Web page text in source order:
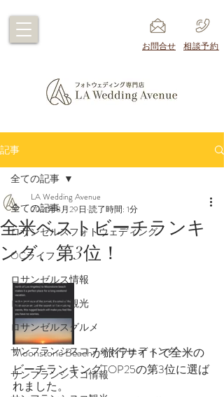
​お問合せ ​相談予約
記事
全ての記事
ロサンゼルスフォトウェディング
OCライフ
ロサンゼルス情報
ロサンゼルス観光
ロサンゼルスグルメ
サンフランシスコフォトウェディング
サンフランシスコ情報
全ての記事
全米ベストビーチランキ
ング、第3位！
LA Wedding Avenue
2021年8月29日 読了時間: 1分
Moonstone Beachが旅行サイトで全米の
ビーチランキングTOP25の第3位に選ば
れました。